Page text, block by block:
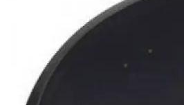
Фонтанные насадки
Подводные светильники
Закладные детали
Насосы
Системы фильтрации
Электрооборудование
Плавающие фонтаны
Пешеходные модули